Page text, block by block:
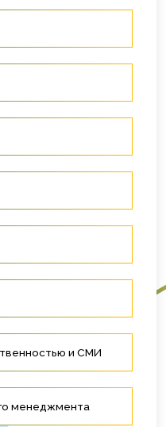
и СМИ
менeджмента